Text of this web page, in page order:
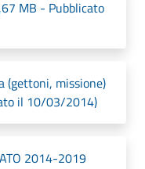
MB - Pubblicato
(gettoni, missione)
il 10/03/2014)
2014-2019